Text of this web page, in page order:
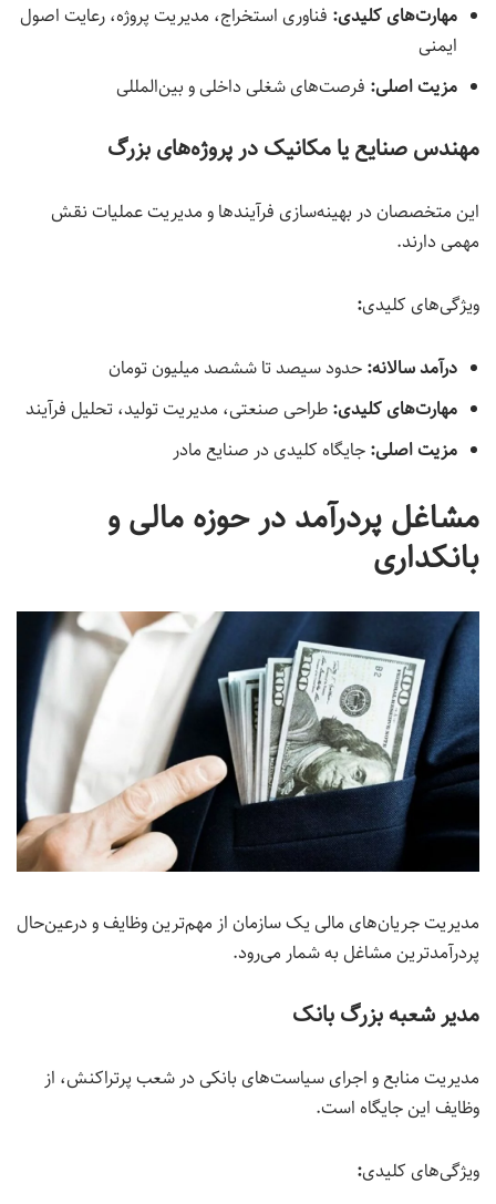
مهارت‌های کلیدی: فناوری استخراج، مدیریت پروژه، رعایت اصول
ایمنی
مزیت اصلی: فرصت‌های شغلی داخلی و بین‌المللی
مهندس صنایع یا مکانیک در پروژه‌های بزرگ
این متخصصان در بهینه‌سازی فرآیندها و مدیریت عملیات نقش
مهمی دارند.
ویژگی‌های کلیدی:
درآمد سالانه: حدود سیصد تا ششصد میلیون تومان
مهارت‌های کلیدی: طراحی صنعتی، مدیریت تولید، تحلیل فرآیند
مزیت اصلی: جایگاه کلیدی در صنایع مادر
مشاغل پردرآمد در حوزه مالی و
بانکداری
مدیریت جریان‌های مالی یک سازمان از مهم‌ترین وظایف و درعین‌حال
پردرآمدترین مشاغل به شمار می‌رود.
مدیر شعبه بزرگ بانک
مدیریت منابع و اجرای سیاست‌های بانکی در شعب پرتراکنش، از
وظایف این جایگاه است.
ویژگی‌های کلیدی: